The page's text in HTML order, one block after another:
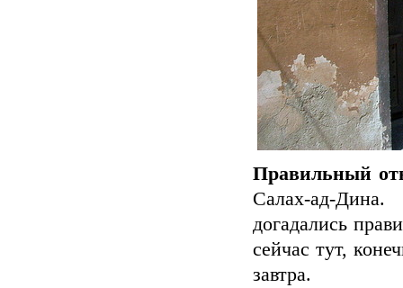
Правильный
Салах-ад-
догадались
сейчас тут,
завтра.